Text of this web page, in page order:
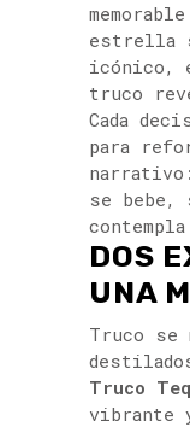
estrella
icónico,
truco
Cada
para
se bebe,
DOS
UNA
Truco se
Truco
vibrante